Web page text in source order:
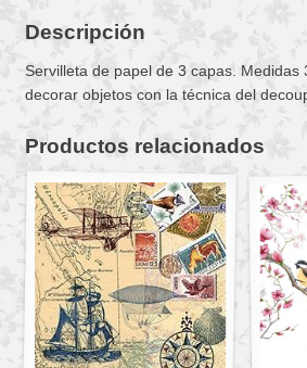
Descripción
Servilleta de papel de 3 capas. Medidas
decorar objetos con la técnica del
Productos relacionados